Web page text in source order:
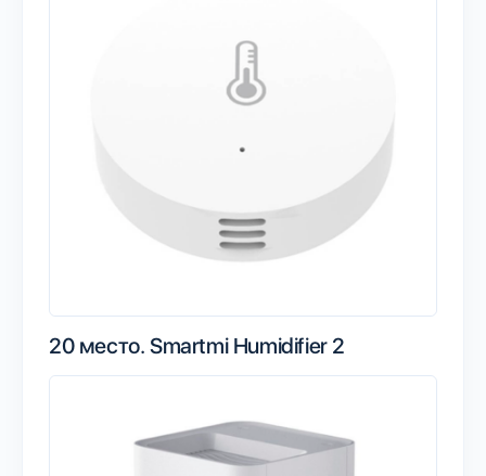
20 место. Smartmi Humidifier 2